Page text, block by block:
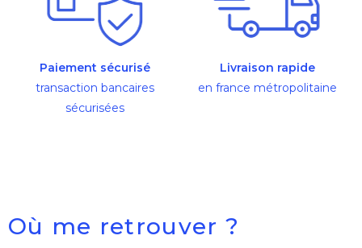
Paiement sécurisé
transaction bancaires
sécurisées
Livraison rapide
en france métropolitaine
Où me retrouver ?